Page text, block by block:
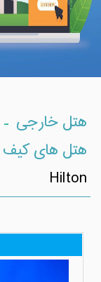
هتل خارجی -
هتل های کیف
Hilton